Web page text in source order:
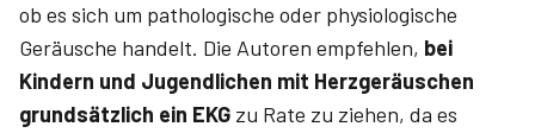
ob es sich um pathologische oder physio­logische
Geräusche handelt. Die Autoren empfehlen, bei
Kindern und Jugendlichen mit Herz­geräuschen
grundsätzlich ein EKG zu Rate zu ziehen, da es